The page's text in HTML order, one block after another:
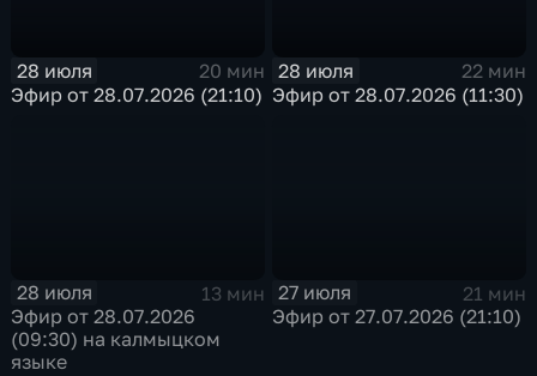
28 июля
20 мин
Эфир от 28.07.2026 (21:10)
28 июля
22 мин
Эфир от 28.07.2026 (11:30)
28 июля
13 мин
Эфир от 28.07.2026
(09:30) на калмыцком
языке
27 июля
21 мин
Эфир от 27.07.2026 (21:10)